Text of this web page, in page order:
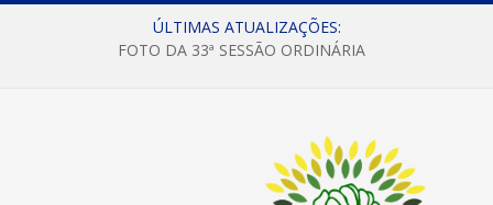
ÚLTIMAS ATUALIZAÇÕES:
FOTO DA 33ª SESSÃO ORDINÁRIA